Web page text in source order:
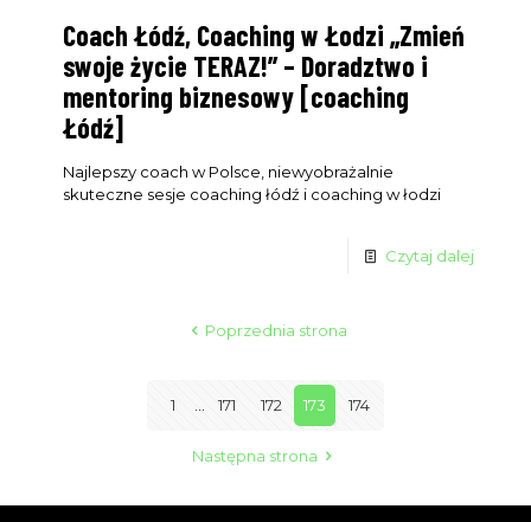
Coach Łódź, Coaching w Łodzi „Zmień
swoje życie TERAZ!” – Doradztwo i
mentoring biznesowy [coaching
Łódź]
Najlepszy coach w Polsce, niewyobrażalnie
skuteczne sesje coaching łódź i coaching w łodzi
Czytaj dalej
Poprzednia strona
1 171 172 173 174
Następna strona